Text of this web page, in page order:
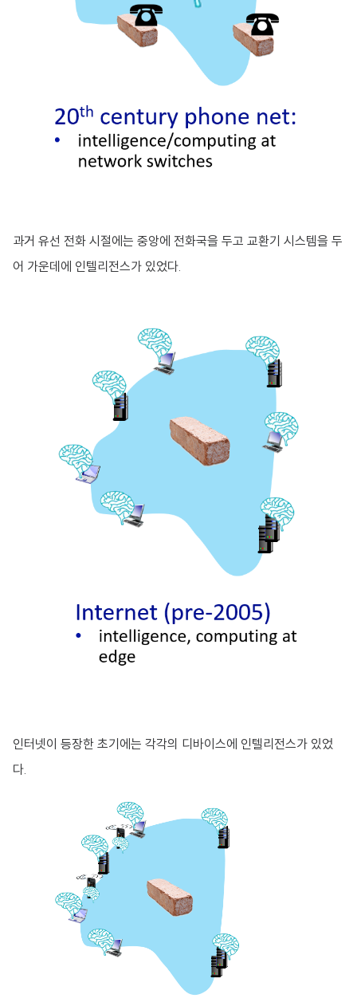
과거 유선 전화 시절에는 중앙에 전화국을 두고 교환기 시스템을 두
어 가운데에 인텔리전스가 있었다.
인터넷이 등장한 초기에는 각각의 디바이스에 인텔리전스가 있었
다.